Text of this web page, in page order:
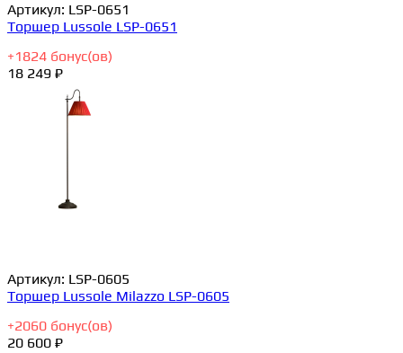
Артикул: LSP-0651
Торшер Lussole LSP-0651
+1824 бонус(ов)
18 249 ₽
Артикул: LSP-0605
Торшер Lussole Milazzo LSP-0605
+2060 бонус(ов)
20 600 ₽